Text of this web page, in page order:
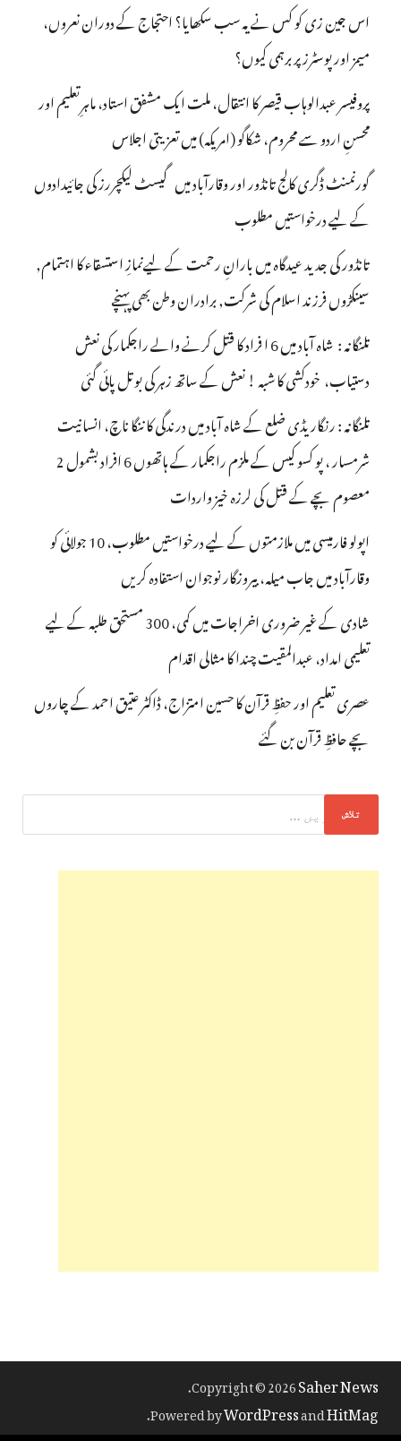
اس جین زی کو کس نے یہ سب سکھایا؟ احتجاج کے دوران نعروں،
میمز اور پوسٹرز پر برہمی کیوں؟
پروفیسر عبدالوہاب قیصر کا انتقال، ملت ایک مشفق استاد، ماہرِتعلیم اور
محسنِ اردو سے محروم، شکاگو (امریکہ) میں تعزیتی اجلاس
گورنمنٹ ڈگری کالج تانڈور اور وقارآباد میں گیسٹ لیکچررز کی جائیدادوں
کے لیے درخواستیں مطلوب
تانڈور کی جدید عیدگاہ میں بارانِ رحمت کے لیےنمازِ استسقاء کا اہتمام,
سینکڑوں فرزند اسلام کی شرکت, برادران وطن بھی پہنچے
تلنگانہ : شاہ آباد میں 6 ا فراد کا قتل کرنے والے راجکمار کی نعش
دستیاب، خودکشی کا شبہ ! نعش کے ساتھ زہر کی بوتل پائی گئی
تلنگانہ : رنگاریڈی ضلع کے شاہ آباد میں درندگی کا ننگا ناچ، انسانیت
شرمسار ، پو کسو کیس کے ملزم راجکمار کے ہاتھوں 6 افراد بشمول 2
معصوم بچے کے قتل کی لرزہ خیز واردات
اپولو فارمیسی میں ملازمتوں کے لیے درخواستیں مطلوب، 10 جولائی کو
وقارآباد میں جاب میلہ، بیروزگار نوجوان استفادہ کریں
شادی کے غیر ضروری اخراجات میں کمی، 300 مستحق طلبہ کے لیے
تعلیمی امداد، عبدالمقیت چندا کا مثالی اقدام
عصری تعلیم اور حفظِ قرآن کا حسین امتزاج، ڈاکٹر عتیق احمد کے چاروں
بچے حافظِ قرآن بن گئے
Copyright © 2026Saher News
.
Powered byWordPressandHitMag
.